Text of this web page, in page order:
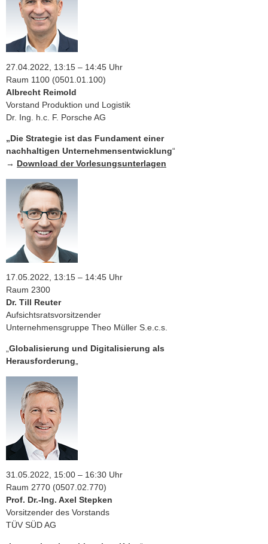
27.04.2022, 13:15 – 14:45 Uhr
Raum 1100 (0501.01.100)
Albrecht Reimold
Vorstand Produktion und Logistik
Dr. Ing. h.c. F. Porsche AG
„Die Strategie ist das Fundament einer
nachhaltigen Unternehmensentwicklung“
→ Download der Vorlesungsunterlagen
17.05.2022, 13:15 – 14:45 Uhr
Raum 2300
Dr. Till Reuter
Aufsichtsratsvorsitzender
Unternehmensgruppe Theo Müller S.e.c.s.
„Globalisierung und Digitalisierung als
Herausforderung„
31.05.2022, 15:00 – 16:30 Uhr
Raum 2770 (0507.02.770)
Prof. Dr.-Ing. Axel Stepken
Vorsitzender des Vorstands
TÜV SÜD AG